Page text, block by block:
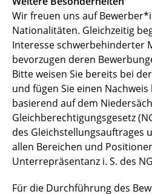
Wir freuen uns auf
Nationalitäten. Gleichzeitig
Interesse schwerbehinderter
bevorzugen deren
Bitte weisen Sie bereits bei
und fügen Sie einen
basierend auf dem
Gleichberechtigungsgesetz
des Gleichstellungsauftrages
allen Bereichen und
Unterrepräsentanz i. S. des
Für die Durchführung des